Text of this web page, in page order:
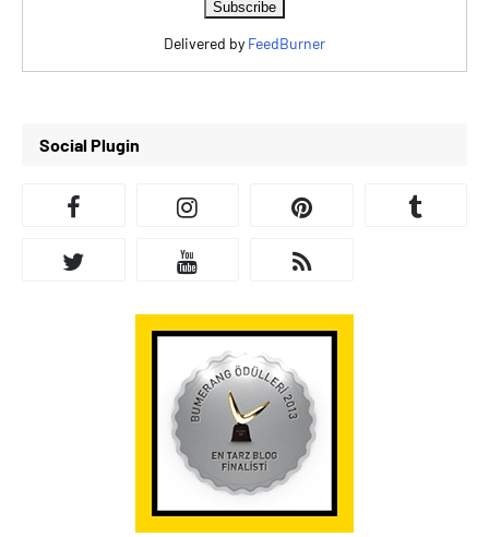
Delivered by FeedBurner
Social Plugin